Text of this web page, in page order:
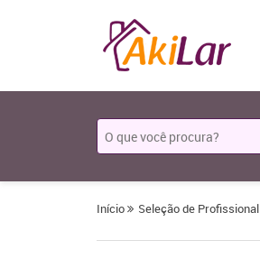
Início Seleção de Profissional